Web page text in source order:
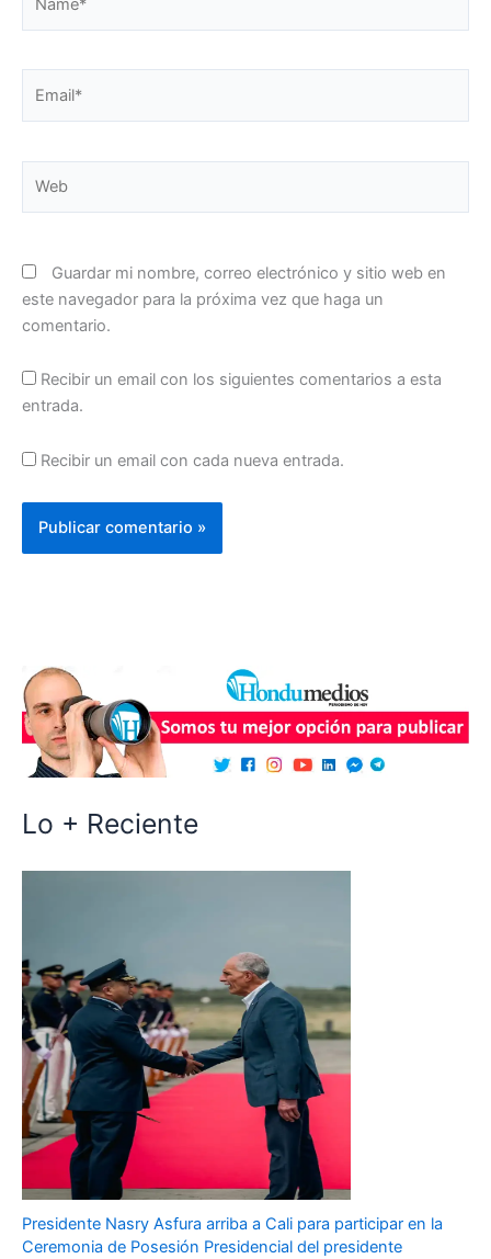
Guardar mi nombre, correo electrónico y sitio web en
este navegador para la próxima vez que haga un
comentario.
Recibir un email con los siguientes comentarios a esta
entrada.
Recibir un email con cada nueva entrada.
Lo + Reciente
Presidente Nasry Asfura arriba a Cali para participar en la
Ceremonia de Posesión Presidencial del presidente